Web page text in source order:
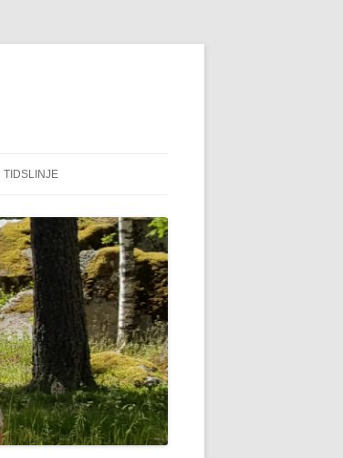
TIDSLINJE
EN BILD BERÄTTAR
TRAGEDIN I AGNSJÖN
TBC
KONDUKTÖR
KRIGSTIDER MELLANSEL
DET BRINNER!